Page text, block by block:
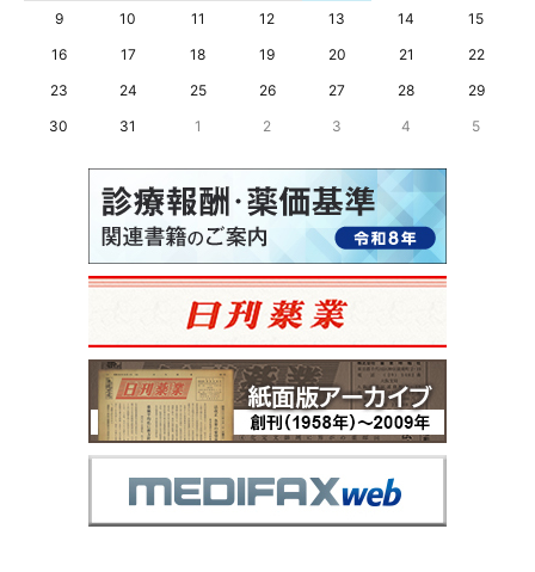
9
10 11 12 13 14
15
16
17 18 19 20 21
22
23
24 25 26 27 28
29
30
31 1 2 3 4 5